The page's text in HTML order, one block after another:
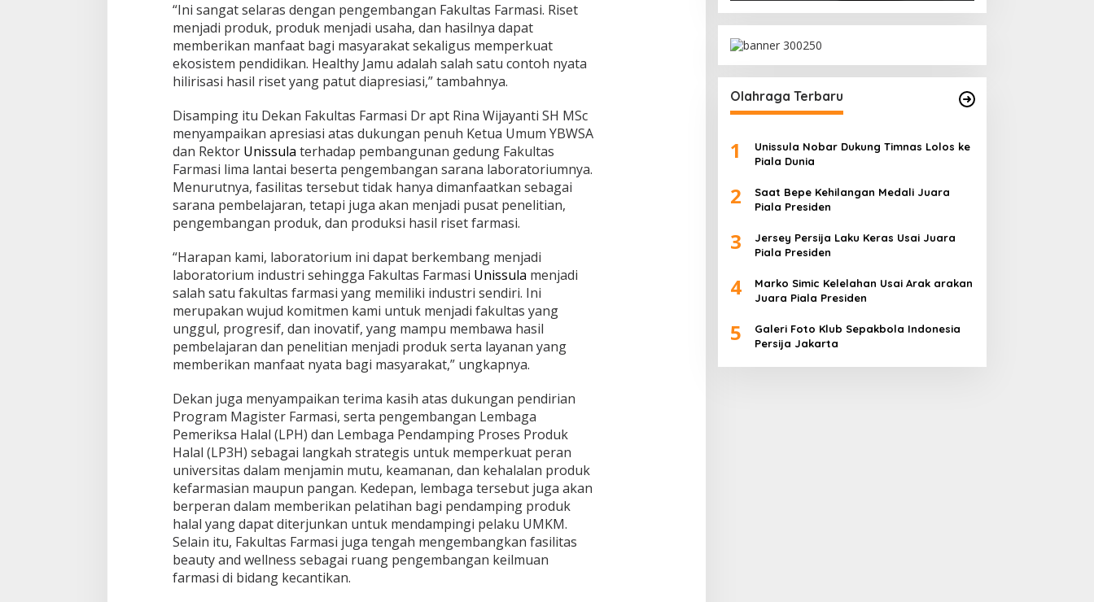
“Ini sangat selaras dengan pengembangan Fakultas Farmasi. Riset
menjadi produk, produk menjadi usaha, dan hasilnya dapat
memberikan manfaat bagi masyarakat sekaligus memperkuat
ekosistem pendidikan. Healthy Jamu adalah salah satu contoh nyata
hilirisasi hasil riset yang patut diapresiasi,” tambahnya.
Disamping itu Dekan Fakultas Farmasi Dr apt Rina Wijayanti SH MSc
menyampaikan apresiasi atas dukungan penuh Ketua Umum YBWSA
dan Rektor Unissula terhadap pembangunan gedung Fakultas
Farmasi lima lantai beserta pengembangan sarana laboratoriumnya.
Menurutnya, fasilitas tersebut tidak hanya dimanfaatkan sebagai
sarana pembelajaran, tetapi juga akan menjadi pusat penelitian,
pengembangan produk, dan produksi hasil riset farmasi.
“Harapan kami, laboratorium ini dapat berkembang menjadi
laboratorium industri sehingga Fakultas Farmasi Unissula menjadi
salah satu fakultas farmasi yang memiliki industri sendiri. Ini
merupakan wujud komitmen kami untuk menjadi fakultas yang
unggul, progresif, dan inovatif, yang mampu membawa hasil
pembelajaran dan penelitian menjadi produk serta layanan yang
memberikan manfaat nyata bagi masyarakat,” ungkapnya.
Dekan juga menyampaikan terima kasih atas dukungan pendirian
Program Magister Farmasi, serta pengembangan Lembaga
Pemeriksa Halal (LPH) dan Lembaga Pendamping Proses Produk
Halal (LP3H) sebagai langkah strategis untuk memperkuat peran
universitas dalam menjamin mutu, keamanan, dan kehalalan produk
kefarmasian maupun pangan. Kedepan, lembaga tersebut juga akan
berperan dalam memberikan pelatihan bagi pendamping produk
halal yang dapat diterjunkan untuk mendampingi pelaku UMKM.
Selain itu, Fakultas Farmasi juga tengah mengembangkan fasilitas
beauty and wellness sebagai ruang pengembangan keilmuan
farmasi di bidang kecantikan.
Olahraga Terbaru
1
Unissula Nobar Dukung Timnas Lolos ke
Piala Dunia
2
Saat Bepe Kehilangan Medali Juara
Piala Presiden
3
Jersey Persija Laku Keras Usai Juara
Piala Presiden
4
Marko Simic Kelelahan Usai Arak arakan
Juara Piala Presiden
5
Galeri Foto Klub Sepakbola Indonesia
Persija Jakarta